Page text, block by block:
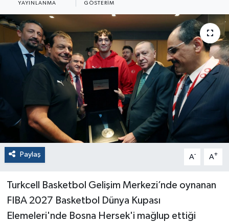
YAYINLANMA GÖSTERIM
Paylaş A- A+
Turkcell Basketbol Gelişim Merkezi’nde oynanan
FIBA 2027 Basketbol Dünya Kupası
Elemeleri'nde Bosna Hersek'i mağlup ettiği